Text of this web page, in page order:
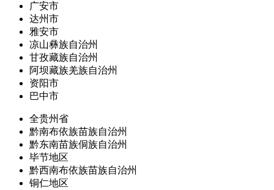
广安市
达州市
雅安市
凉山彝族自治州
甘孜藏族自治州
阿坝藏族羌族自治州
资阳市
巴中市
全贵州省
黔南布依族苗族自治州
黔东南苗族侗族自治州
毕节地区
黔西南布依族苗族自治州
铜仁地区